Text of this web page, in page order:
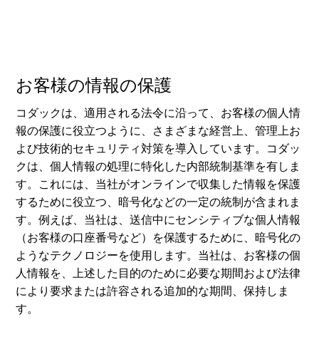
お客様の情報の保護
コダックは、適用される法令に沿って、お客様の個人情
報の保護に役立つように、さまざまな経営上、管理上お
よび技術的セキュリティ対策を導入しています。コダッ
クは、個人情報の処理に特化した内部統制基準を有しま
す。これには、当社がオンラインで収集した情報を保護
するために役立つ、暗号化などの一定の統制が含まれま
す。例えば、当社は、送信中にセンシティブな個人情報
（お客様の口座番号など）を保護するために、暗号化の
ようなテクノロジーを使用します。当社は、お客様の個
人情報を、上述した目的のために必要な期間および法律
により要求または許容される追加的な期間、保持しま
す。